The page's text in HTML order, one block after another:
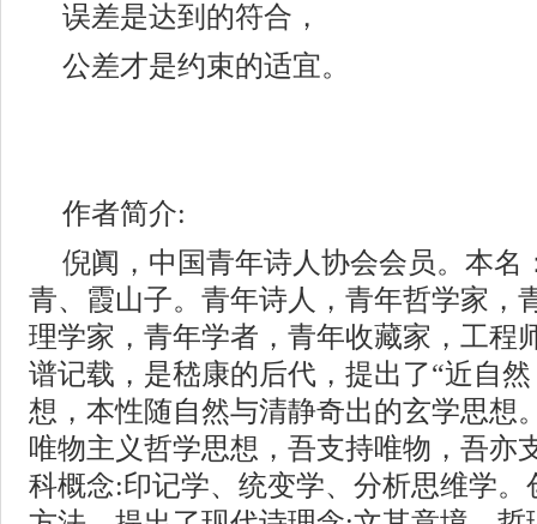
误差是达到的符合，
公差才是约束的适宜。
作者简介:
倪阗，中国青年诗人协会会员。本名
青、霞山子。青年诗人，青年哲学家，
理学家，青年学者，青年收藏家，工程
谱记载，是嵇康的后代，提出了“近自
想，本性随自然与清静奇出的玄学思想
唯物主义哲学思想，吾支持唯物，吾亦
科概念:印记学、统变学、分析思维学